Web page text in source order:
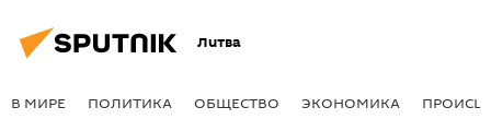
Литва
В МИРЕ ПОЛИТИКА ОБЩЕСТВО ЭКОНОМИКА